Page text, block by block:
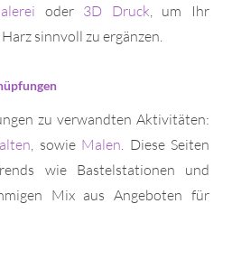
oder 3D Druck , um Ihr
sinnvoll zu ergänzen.
zu verwandten Aktivitäten:
, sowie Malen. Diese Seiten
wie Bastelstationen und
Mix aus Angeboten für